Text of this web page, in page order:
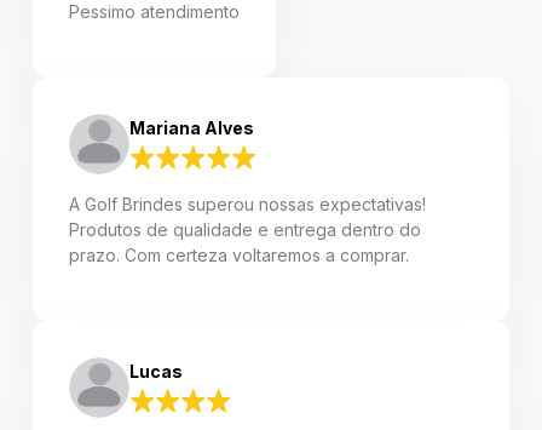
Pessimo atendimento
Mariana Alves
A Golf Brindes superou nossas expectativas!
Produtos de qualidade e entrega dentro do
prazo. Com certeza voltaremos a comprar.
Lucas